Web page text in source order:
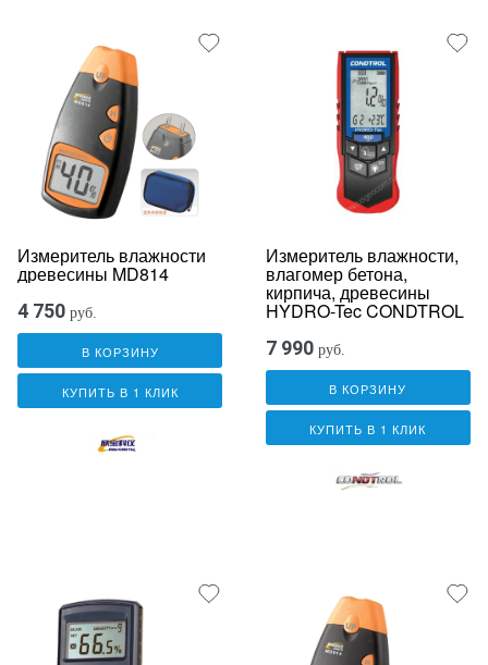
Измеритель влажности
древесины MD814
4 750 руб.
В КОРЗИНУ
КУПИТЬ В 1 КЛИК
Измеритель влажности,
влагомер бетона,
кирпича, древесины
HYDRO-Tec CONDTROL
7 990 руб.
В КОРЗИНУ
КУПИТЬ В 1 КЛИК